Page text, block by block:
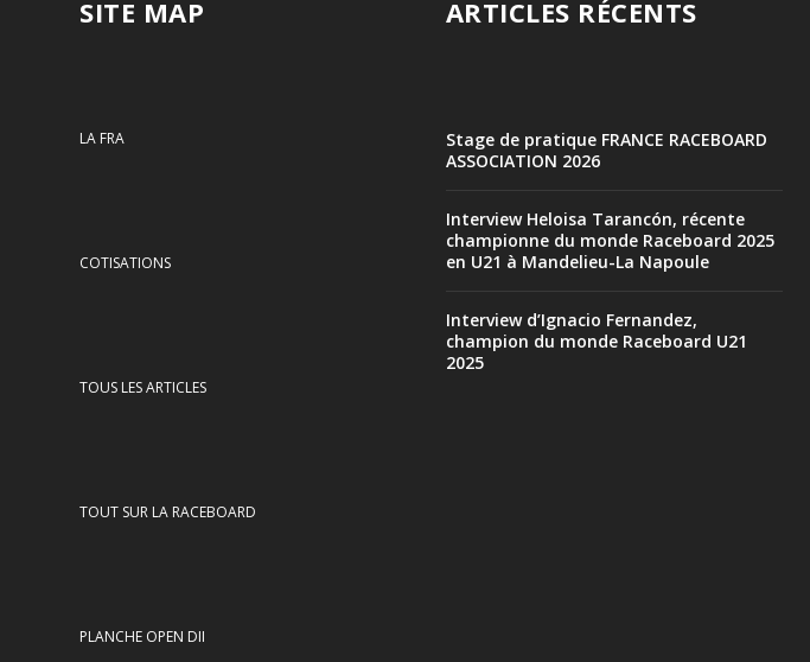
SITE MAP
LA FRA
COTISATIONS
TOUS LES ARTICLES
TOUT SUR LA RACEBOARD
PLANCHE OPEN DII
ARTICLES RÉCENTS
Stage de pratique FRANCE RACEBOARD
ASSOCIATION 2026
Interview Heloisa Tarancón, récente
championne du monde Raceboard 2025
en U21 à Mandelieu-La Napoule
Interview d’Ignacio Fernandez,
champion du monde Raceboard U21
2025